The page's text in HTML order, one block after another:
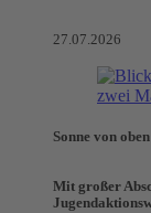
27.07.2026
Sonne von
Mit großer